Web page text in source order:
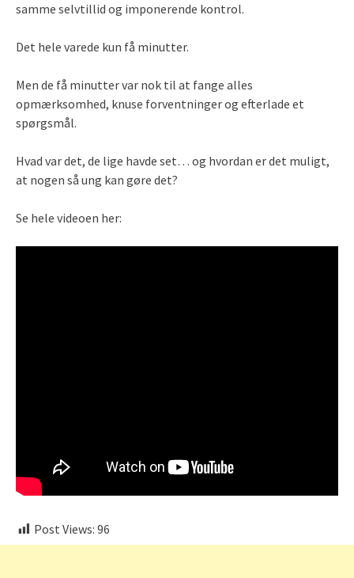
samme selvtillid og imponerende kontrol.
Det hele varede kun få minutter.
Men de få minutter var nok til at fange alles
opmærksomhed, knuse forventninger og efterlade et
spørgsmål.
Hvad var det, de lige havde set… og hvordan er det muligt,
at nogen så ung kan gøre det?
Se hele videoen her:
Post Views: 96